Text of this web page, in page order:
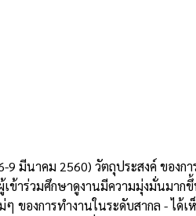
9 มีนาคม 2560) วัตถุประสงค์ ของก
เข้าร่วมศึกษาดูงานมีความมุ่งมั่นม
องการทำงานในระดับสากล - ได้เ